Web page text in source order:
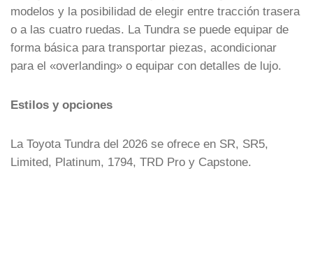
modelos y la posibilidad de elegir entre tracción trasera
o a las cuatro ruedas. La Tundra se puede equipar de
forma básica para transportar piezas, acondicionar
para el «overlanding» o equipar con detalles de lujo.
Estilos y opciones
La Toyota Tundra del 2026 se ofrece en SR, SR5,
Limited, Platinum, 1794, TRD Pro y Capstone.